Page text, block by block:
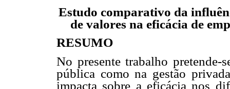
Estudo comparativo da
de valores na eficácia de
RESUMO
No presente trabalho pretende-
pública como na gestão
impacta sobre a eficácia nos